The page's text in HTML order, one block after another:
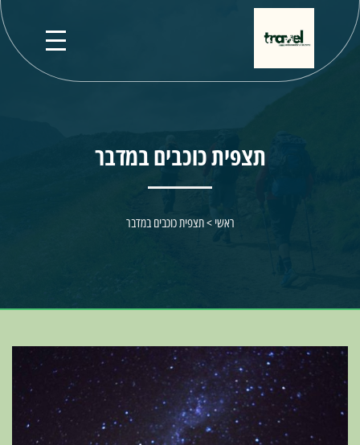
תצפית כוכבים במדבר
ראשי>תצפית כוכבים במדבר